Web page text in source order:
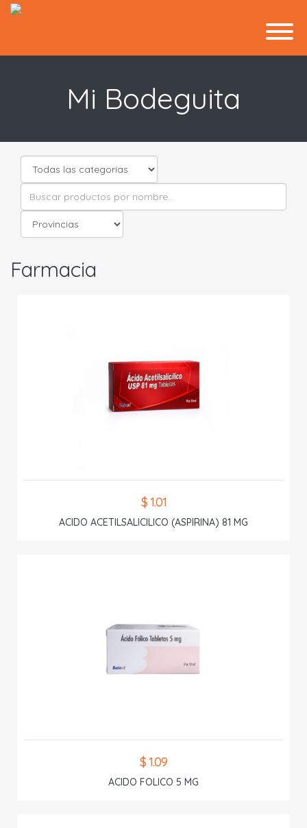
Mi Bodeguita
Farmacia
$ 1.01
ACIDO ACETILSALICILICO (ASPIRINA) 81 MG
$ 1.09
ACIDO FOLICO 5 MG